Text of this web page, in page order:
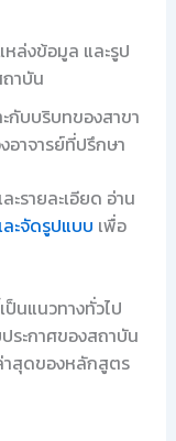
ล่งข้อมูล และรูป
าบัน
กับบริบทของสาขา
าจารย์ที่ปรึกษา
รายละเอียด อ่าน
ะจัดรูปแบบ เพื่อ
ป็นแนวทางทั่วไป
ระกาศของสถาบัน
าสุดของหลักสูตร